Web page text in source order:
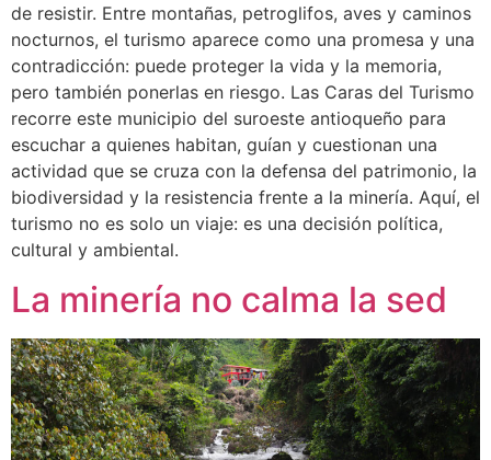
de resistir. Entre montañas, petroglifos, aves y caminos
nocturnos, el turismo aparece como una promesa y una
contradicción: puede proteger la vida y la memoria,
pero también ponerlas en riesgo. Las Caras del Turismo
recorre este municipio del suroeste antioqueño para
escuchar a quienes habitan, guían y cuestionan una
actividad que se cruza con la defensa del patrimonio, la
biodiversidad y la resistencia frente a la minería. Aquí, el
turismo no es solo un viaje: es una decisión política,
cultural y ambiental.
La minería no calma la sed